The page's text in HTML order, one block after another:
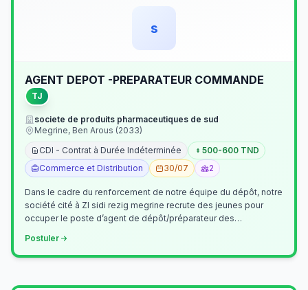
s
AGENT DEPOT -PREPARATEUR COMMANDE
TJ
societe de produits pharmaceutiques de sud
Megrine, Ben Arous (2033)
CDI - Contrat à Durée Indéterminée
500-600 TND
Commerce et Distribution
30/07 2
Dans le cadre du renforcement de notre équipe du dépôt, notre
société cité à ZI sidi rezig megrine recrute des jeunes pour
occuper le poste d’agent de dépôt/préparateur des
Postuler